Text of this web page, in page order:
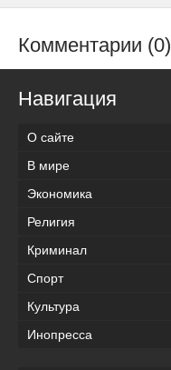
Комментарии (0)
Навигация
О сайте
В мире
Экономика
Религия
Криминал
Спорт
Культура
Инопресса